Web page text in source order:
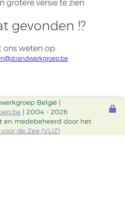
grotere versie te zien
gevonden !?
ons weten op:
België |
| 2004 - 2026
en medebeheerd door het
de Zee (VLIZ)